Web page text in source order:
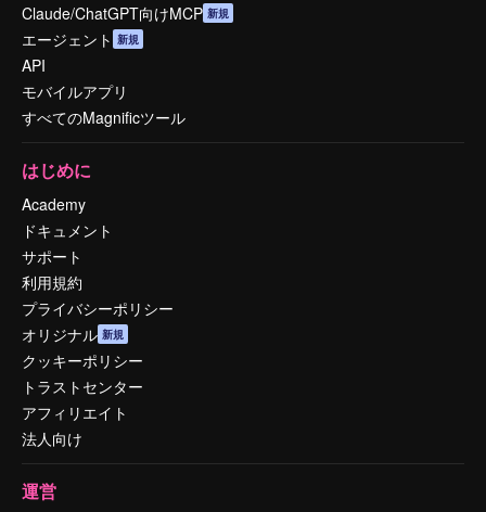
Claude/ChatGPT向けMCP 新規
エージェント 新規
API
モバイルアプリ
すべてのMagnificツール
はじめに
Academy
ドキュメント
サポート
利用規約
プライバシーポリシー
オリジナル 新規
クッキーポリシー
トラストセンター
アフィリエイト
法人向け
運営